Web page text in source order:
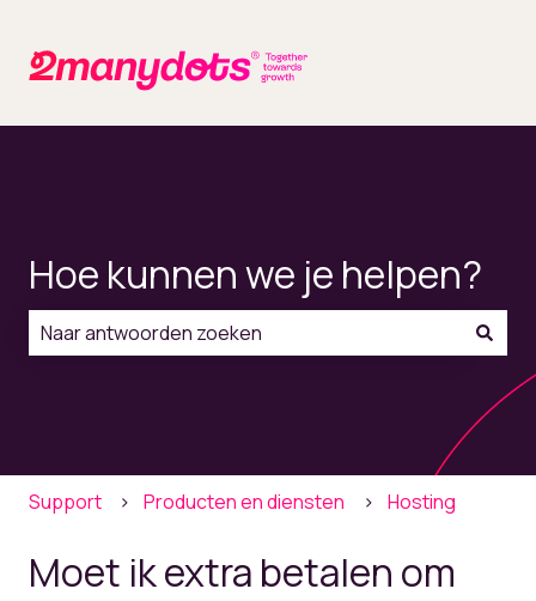
Hoe kunnen we je helpen?
Support Producten en diensten Hosting
Moet ik extra betalen om